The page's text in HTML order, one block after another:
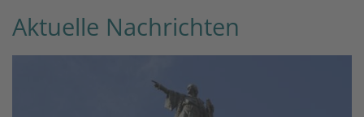
Aktuelle Nachrichten